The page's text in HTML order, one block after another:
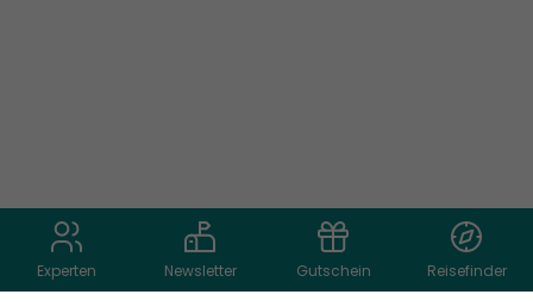
Experten Newsletter Gutschein Reisefinder